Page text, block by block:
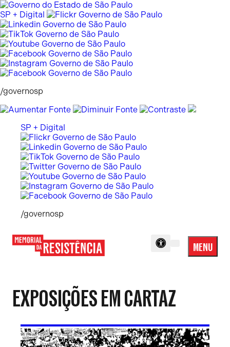
Pular
para
o
conteúdo
SP + Digital
/governosp
SP + Digital
/governosp
MENU
Menu
EXPOSIÇÕES EM CARTAZ